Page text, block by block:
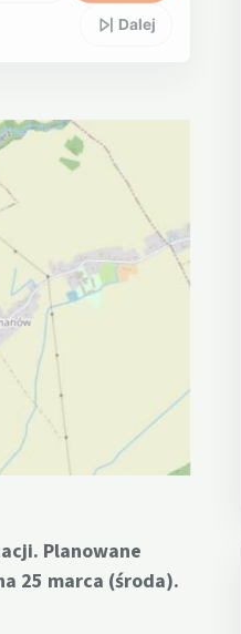
Dalej
Planowane
25 marca (środa).